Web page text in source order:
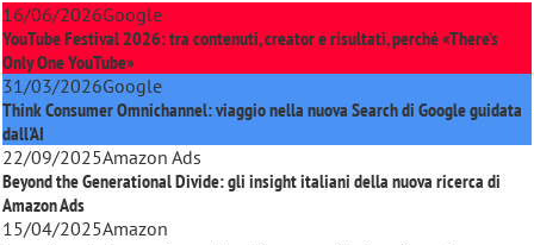
16/06/2026Google
YouTube Festival 2026: tra contenuti, creator e risultati, perché «There’s
Only One YouTube»
31/03/2026Google
Think Consumer Omnichannel: viaggio nella nuova Search di Google guidata
dall'AI
22/09/2025Amazon Ads
Beyond the Generational Divide: gli insight italiani della nuova ricerca di
Amazon Ads
15/04/2025Amazon